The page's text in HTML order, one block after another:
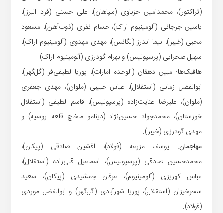
(تراکتور)، محمدامین حزباوی (سپاهان)، علی حسنی (فرد البرز)،
یاسین جرجانی (آلومینیوم اراک)، حسام نفری (ذوب‌آهن)، مسعود
محبی (خیبر)، نیما اندرز (لگانس)، مهدی مهدوی (آلومینیوم اراک)،
سهیل صحرایی (پرسپولیس) و بهرام گودرزی (آلومینیوم اراک).
هافبک‌ها: مبین دهقان (الوحده امارات)، پوریا لطیفی‌فر (گل‌گهر)،
ابوالفضل زمانی (استقلال)، عباس حبیبی (ملوان)، مهدی جعفری
(ملوان)، علیرضا عنایت‌زاده (پرسپولیس)، قاسم لطیفی (استقلال
خوزستان)، محمدجواد حسین‌نژاد (دینامو ماخاچ قلعه روسیه) و
مهدی گودرزی (خیبر).
مهاجمان: یوسف مزرعه (فولاد)، افشین صادقی (پیکان)،
محمدحسین صادقی (پرسپولیس)، اسماعیل قلی‌زاده (استقلال)،
عباس کهریزی (آلومینیوم)، عرفان جمشیدی (پیکان)، سعید
سحرخیزان (استقلال)، پوریا شهرآبادی (گل‌گهر) و ابوالفضل موردی
(فولاد).